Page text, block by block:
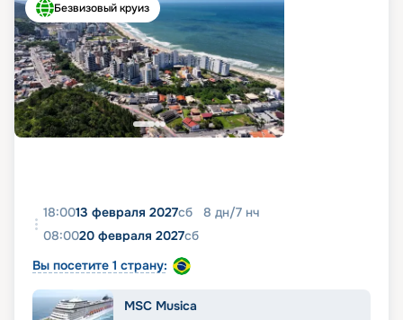
Безвизовый круиз
18:0013 февраля 2027сб 8 дн/7 нч
08:0020 февраля 2027сб
Вы посетите 1 страну:
MSC Musica